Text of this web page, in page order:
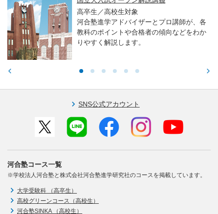
高卒生／高校生対象
河合塾進学アドバイザーとプロ講師が、各
教科のポイントや合格者の傾向などをわか
りやすく解説します。
SNS公式アカウント
河合塾コース一覧
※学校法人河合塾と株式会社河合塾進学研究社のコースを掲載しています。
大学受験科 （高卒生）
高校グリーンコース（高校生）
河合塾SINKA （高校生）